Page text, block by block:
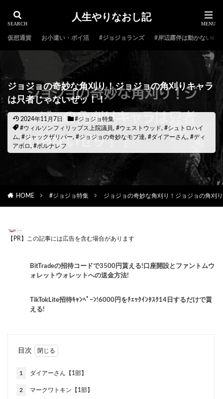
人生やりなおし記
仮想通貨 お小遣い・ポイ活 #ジョジョランズ #岸辺露伴は動かない
ジョジョの奇妙な角刈り！ジョジョの角刈りキャラ
は只者じゃないぜッ！！
2024年11月7日
#ジョジョ特集
#ウィルソンフィリップス上院議員, #ウェストウッド, #シュトロハイ
ム, #ジャックザリパー, #ジョジョの奇妙なモブ達, #ダイアーさん, #ディ
アボロ, #ポルナレフ
HOME #ジョジョ特集 ジョジョの奇妙な角刈り！ジョジョの角刈
【PR】この記事には広告を含む場合があります
BitTradeの招待コードで3500円貰える!口座開設とファントムウ
ォレットウォレットへの送金方法!
TikTokLite招待ｷｬﾝﾍﾟｰﾝ!6000円をﾁｪｯｸｲﾝﾀｽｸ14日するだけで貰
える!
目次
1 ダイアーさん【1部】
2 マークワトキン【1部】